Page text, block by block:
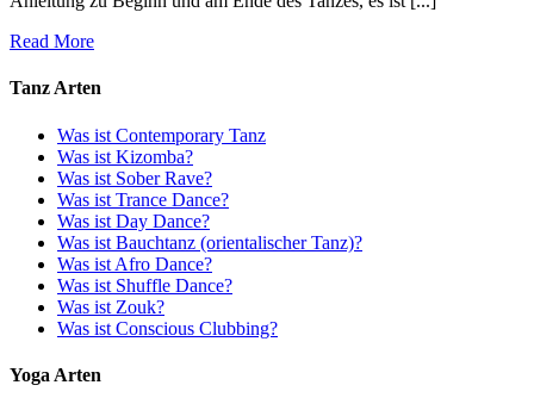
Read More
Tanz Arten
Was ist Contemporary Tanz
Was ist Kizomba?
Was ist Sober Rave?
Was ist Trance Dance?
Was ist Day Dance?
Was ist Bauchtanz (orientalischer Tanz)?
Was ist Afro Dance?
Was ist Shuffle Dance?
Was ist Zouk?
Was ist Conscious Clubbing?
Yoga Arten